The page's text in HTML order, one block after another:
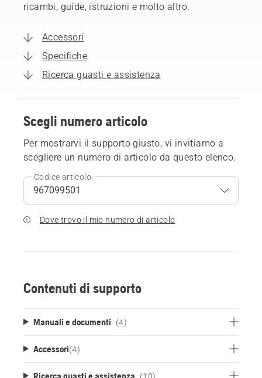
ricambi, guide, istruzioni e molto altro.
Accessori
Specifiche
Ricerca guasti e assistenza
Scegli numero articolo
Per mostrarvi il supporto giusto, vi invitiamo a
scegliere un numero di articolo da questo elenco.
Codice articolo:
Dove trovo il mio numero di articolo
Contenuti di supporto
Manuali e documenti (4)
Accessori(4)
Ricerca guasti e assistenza (10)